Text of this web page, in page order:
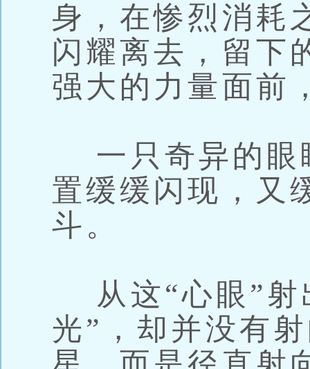
身，在惨烈消耗
闪耀离去，留下
强大的力量面前
一只奇异的眼
置缓缓闪现，又
斗。
从这“心眼”射
光”，却并没有